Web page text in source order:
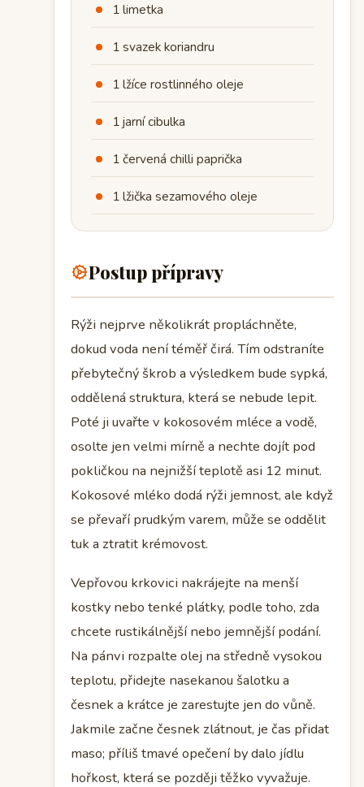
1 limetka
1 svazek koriandru
1 lžíce rostlinného oleje
1 jarní cibulka
1 červená chilli paprička
1 lžička sezamového oleje
Postup přípravy
Rýži nejprve několikrát propláchněte,
dokud voda není téměř čirá. Tím odstraníte
přebytečný škrob a výsledkem bude sypká,
oddělená struktura, která se nebude lepit.
Poté ji uvařte v kokosovém mléce a vodě,
osolte jen velmi mírně a nechte dojít pod
pokličkou na nejnižší teplotě asi 12 minut.
Kokosové mléko dodá rýži jemnost, ale když
se převaří prudkým varem, může se oddělit
tuk a ztratit krémovost.
Vepřovou krkovici nakrájejte na menší
kostky nebo tenké plátky, podle toho, zda
chcete rustikálnější nebo jemnější podání.
Na pánvi rozpalte olej na středně vysokou
teplotu, přidejte nasekanou šalotku a
česnek a krátce je zarestujte jen do vůně.
Jakmile začne česnek zlátnout, je čas přidat
maso; příliš tmavé opečení by dalo jídlu
hořkost, která se později těžko vyvažuje.